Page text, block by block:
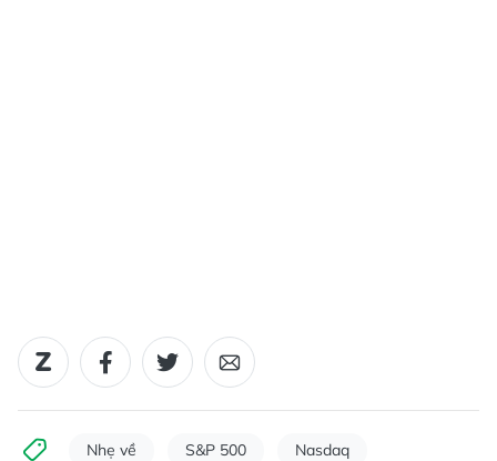
Nhẹ về S&P 500 Nasdaq